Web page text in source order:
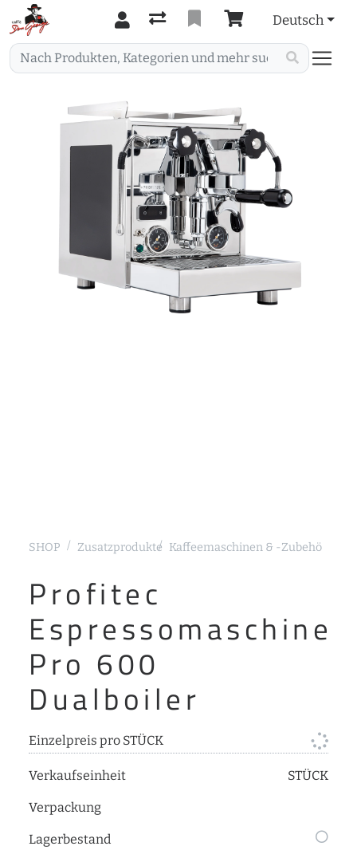
Deutsch
SHOP Zusatzprodukte Kaffeemaschinen & -Zubehör
Profitec
Espressomaschine
Pro 600
Dualboiler
Einzelpreis pro STÜCK
Verkaufseinheit STÜCK
Verpackung
Lagerbestand